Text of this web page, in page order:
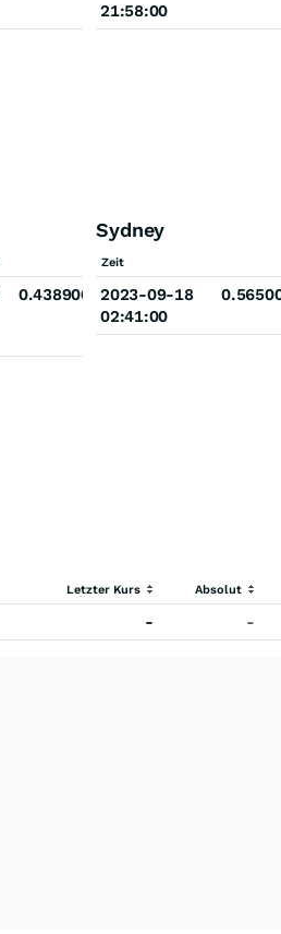
21:58:00
0.438900000000000000
Sydney
Zeit
2023-09-18
02:41:00
Letzter Kurs Absolut
- -